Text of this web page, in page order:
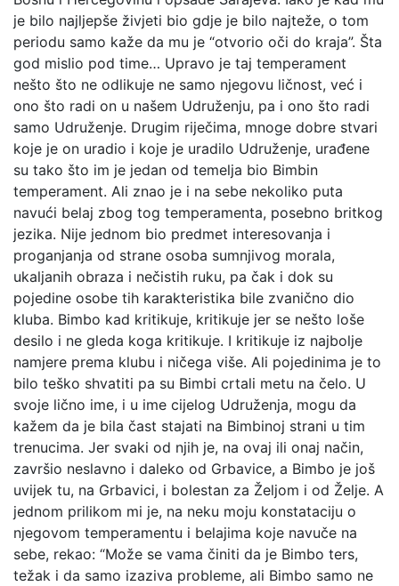
je bilo najljepše živjeti bio gdje je bilo najteže, o tom
periodu samo kaže da mu je “otvorio oči do kraja”. Šta
god mislio pod time… Upravo je taj temperament
nešto što ne odlikuje ne samo njegovu ličnost, već i
ono što radi on u našem Udruženju, pa i ono što radi
samo Udruženje. Drugim riječima, mnoge dobre stvari
koje je on uradio i koje je uradilo Udruženje, urađene
su tako što im je jedan od temelja bio Bimbin
temperament. Ali znao je i na sebe nekoliko puta
navući belaj zbog tog temperamenta, posebno britkog
jezika. Nije jednom bio predmet interesovanja i
proganjanja od strane osoba sumnjivog morala,
ukaljanih obraza i nečistih ruku, pa čak i dok su
pojedine osobe tih karakteristika bile zvanično dio
kluba. Bimbo kad kritikuje, kritikuje jer se nešto loše
desilo i ne gleda koga kritikuje. I kritikuje iz najbolje
namjere prema klubu i ničega više. Ali pojedinima je to
bilo teško shvatiti pa su Bimbi crtali metu na čelo. U
svoje lično ime, i u ime cijelog Udruženja, mogu da
kažem da je bila čast stajati na Bimbinoj strani u tim
trenucima. Jer svaki od njih je, na ovaj ili onaj način,
završio neslavno i daleko od Grbavice, a Bimbo je još
uvijek tu, na Grbavici, i bolestan za Željom i od Želje. A
jednom prilikom mi je, na neku moju konstataciju o
njegovom temperamentu i belajima koje navuče na
sebe, rekao: “Može se vama činiti da je Bimbo ters,
težak i da samo izaziva probleme, ali Bimbo samo ne